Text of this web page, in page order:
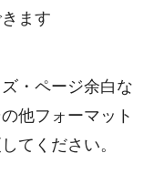
ます
・ページ余白な
他フォーマット
てください。